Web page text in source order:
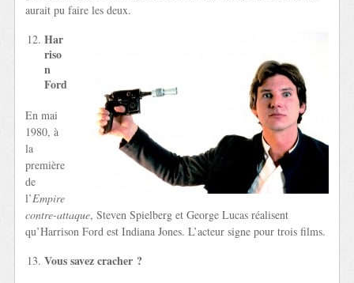
aurait pu faire les deux.
Har
riso
n
Ford
En mai
1980, à
la
première
de
l’Empire
contre-attaque, Steven Spielberg et George Lucas réalisent
qu’Harrison Ford est Indiana Jones. L’acteur signe pour trois films.
Vous savez cracher ?